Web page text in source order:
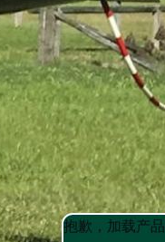
Product
Product
抱歉，加载产